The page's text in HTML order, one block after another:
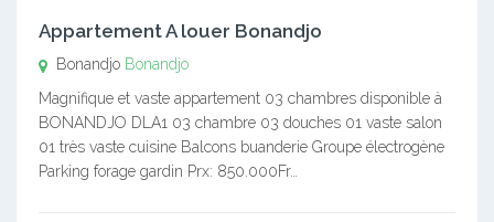
Appartement A louer Bonandjo
Bonandjo Bonandjo
Magnifique et vaste appartement 03 chambres disponible à
BONANDJO DLA1 03 chambre 03 douches 01 vaste salon
01 très vaste cuisine Balcons buanderie Groupe électrogène
Parking forage gardin Prx: 850.000Fr…